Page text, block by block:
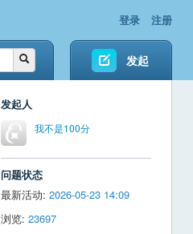
登录 注册
发起
发起人
我不是100分
问题状态
最新活动: 2026-05-23 14:09
浏览: 23697